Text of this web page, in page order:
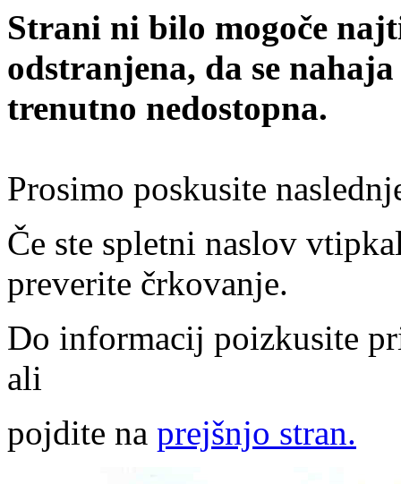
Strani ni bilo mogoče
odstranjena, da se
trenutno nedostopna.
Prosimo poskusite
Če ste spletni naslov
preverite črkovanje.
Do informacij poizkusite
ali
pojdite na prejšnjo stran.